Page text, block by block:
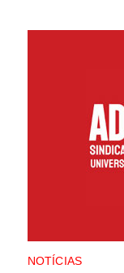
NOTÍCIAS